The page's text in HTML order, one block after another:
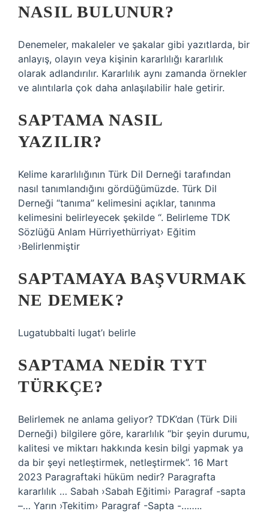
NASIL BULUNUR?
Denemeler, makaleler ve şakalar gibi yazıtlarda, bir
anlayış, olayın veya kişinin kararlılığı kararlılık
olarak adlandırılır. Kararlılık aynı zamanda örnekler
ve alıntılarla çok daha anlaşılabilir hale getirir.
SAPTAMA NASIL
YAZILIR?
Kelime kararlılığının Türk Dil Derneği tarafından
nasıl tanımlandığını gördüğümüzde. Türk Dil
Derneği “tanıma” kelimesini açıklar, tanınma
kelimesini belirleyecek şekilde “. Belirleme TDK
Sözlüğü Anlam Hürriyethürriyat› Eğitim
›Belirlenmiştir
SAPTAMAYA BAŞVURMAK
NE DEMEK?
Lugatubbalti lugat’ı belirle
SAPTAMA NEDIR TYT
TÜRKÇE?
Belirlemek ne anlama geliyor? TDK’dan (Türk Dili
Derneği) bilgilere göre, kararlılık “bir şeyin durumu,
kalitesi ve miktarı hakkında kesin bilgi yapmak ya
da bir şeyi netleştirmek, netleştirmek”. 16 Mart
2023 Paragraftaki hüküm nedir? Paragrafta
kararlılık … Sabah ›Sabah Eğitimi› Paragraf -sapta
–… Yarın ›Tekitim› Paragraf -Sapta -……..